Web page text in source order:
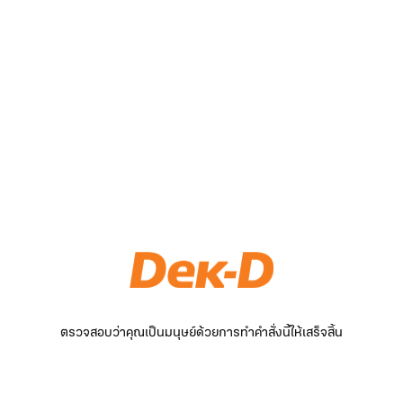
ตรวจสอบว่าคุณเป็นมนุษย์ด้วยการทำคำสั่งนี้ให้เสร็จสิ้น